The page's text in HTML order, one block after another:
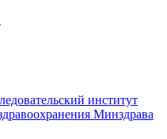
институт
Минздрава